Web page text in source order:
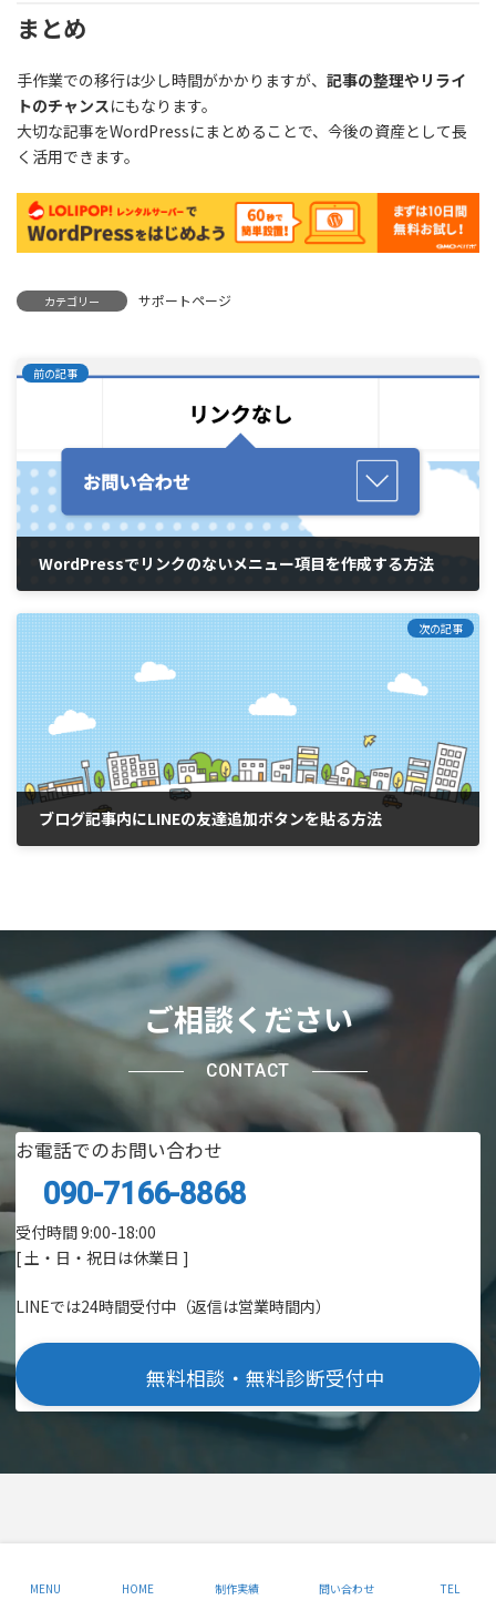
まとめ
手作業での移行は少し時間がかかりますが、 記事の整理やリライ
トのチャンスにもなります。
大切な記事をWordPressにまとめることで、今後の資産として長
く活用できます。
カテゴリー サポートページ
前の記事
WordPressでリンクのないメニュー項目を作成する方法
次の記事
ブログ記事内にLINEの友達追加ボタンを貼る方法
ご相談ください
CONTACT
お電話でのお問い合わせ
090-7166-8868
受付時間 9:00-18:00
[ 土・日・祝日は休業日 ]
LINEでは24時間受付中（返信は営業時間内）
無料相談・無料診断受付中
Website by AREA Inc.
MENU HOME 制作実績 問い合わせ TEL